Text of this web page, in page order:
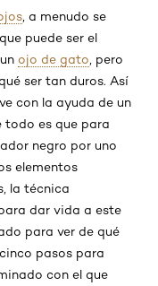
, a menudo se
puede ser el
ojo de gato , pero
ser tan duros. Así
con la ayuda de un
todo es que para
negro por uno
elementos
la técnica
dar vida a este
para ver de qué
pasos para
con el que